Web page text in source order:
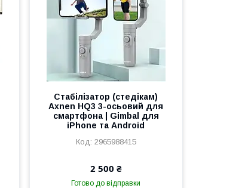
Стабілізатор (стедікам)
Axnen HQ3 3-осьовий для
смартфона | Gimbal для
iPhone та Android
2965988415
2 500 ₴
Готово до відправки